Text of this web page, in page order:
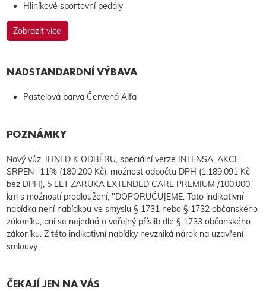
Hliníkové sportovní pedály
Zobrazit více
NADSTANDARDNÍ VÝBAVA
Pastelová barva Červená Alfa
POZNÁMKY
Nový vůz, IHNED K ODBĚRU, speciální verze INTENSA, AKCE
SRPEN -11% (180.200 Kč), možnost odpočtu DPH (1.189.091 Kč
bez DPH), 5 LET ZARUKA EXTENDED CARE PREMIUM /100.000
km s možností prodloužení, "DOPORUČUJEME. Tato indikativní
nabídka není nabídkou ve smyslu § 1731 nebo § 1732 občanského
zákoníku, ani se nejedná o veřejný příslib dle § 1733 občanského
zákoníku. Z této indikativní nabídky nevzniká nárok na uzavření
smlouvy.
ČEKAJÍ JEN NA VÁS